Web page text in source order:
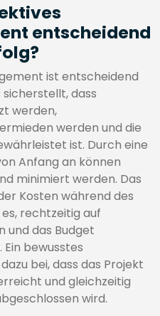
entscheidend
ist entscheidend
dass
werden,
werden und die
ist. Durch eine
Anfang an können
minimiert werden. Das
Kosten während des
rechtzeitig auf
und das Budget
bewusstes
bei, dass das Projekt
und gleichzeitig
wird.